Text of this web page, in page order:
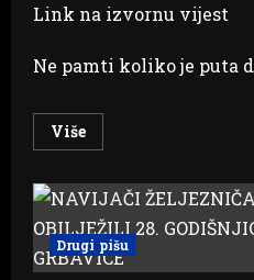
Link na izvornu vijest
Ne pamti koliko je puta d
VišeRead
more
NIJE
SAV
MOJ
ŽIVOT:
Preživjela
žrtva
Drugi pišu